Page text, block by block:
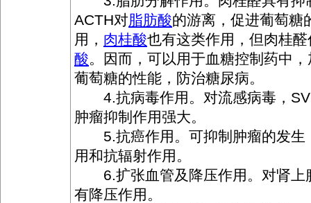
ACTH对脂肪酸的游离，促进葡萄糖
用， 肉桂酸也有这类作用，但肉桂
酸。因而，可以用于血糖控制药中
葡萄糖的性能，防治糖尿病。
4.抗病毒作用。对流感病毒，
肿瘤抑制作用强大。
5.抗癌作用。可抑制肿瘤的发生
用和抗辐射作用。
6.扩张血管及降压作用。对肾上
有降压作用。